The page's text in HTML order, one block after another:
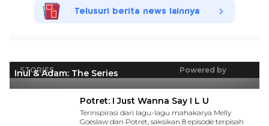
Telusuri berita news lainnya